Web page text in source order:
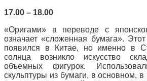
17.00 – 18.00
«Оригами» в переводе с
означает «сложенная бумага».
появился в Китае, но именно в
солнца возникло искусство
объемных фигурок.
скульптуры из бумаги, в основном,